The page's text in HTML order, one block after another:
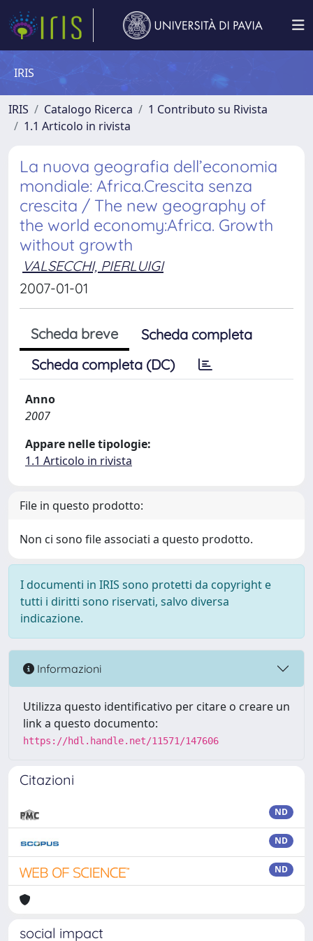
IRIS
IRIS Catalogo Ricerca
1 Contributo su Rivista
1.1 Articolo in rivista
La nuova geografia dell’economia
mondiale: Africa.Crescita senza
crescita / The new geography of
the world economy:Africa. Growth
without growth
VALSECCHI, PIERLUIGI
2007-01-01
Scheda breve
Scheda completa
Scheda completa (DC)
Anno
2007
Appare nelle tipologie:
1.1 Articolo in rivista
File in questo prodotto:
Non ci sono file associati a questo prodotto.
I documenti in IRIS sono protetti da copyright e
tutti i diritti sono riservati, salvo diversa
indicazione.
Informazioni
Utilizza questo identificativo per citare o creare un
link a questo documento:
https://hdl.handle.net/11571/147606
Citazioni
ND
ND
ND
social impact